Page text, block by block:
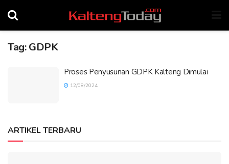
Tag:GDPK
Proses Penyusunan GDPK Kalteng Dimulai
12/08/2024
ARTIKEL TERBARU